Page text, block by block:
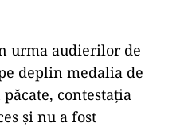
urma audierilor de
deplin medalia de
contestația
și nu a fost